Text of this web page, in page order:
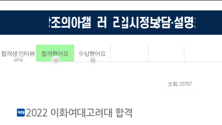
합격생 인터뷰
4114
합격했어요
183
수상했어요
68
ㆍ조회: 33767
2022 이화여대고려대 합격